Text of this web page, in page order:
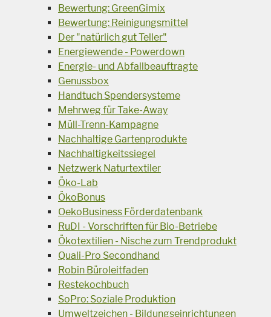
Bewertung: GreenGimix
Bewertung: Reinigungsmittel
Der "natürlich gut Teller"
Energiewende - Powerdown
Energie- und Abfallbeauftragte
Genussbox
Handtuch Spendersysteme
Mehrweg für Take-Away
Müll-Trenn-Kampagne
Nachhaltige Gartenprodukte
Nachhaltigkeitssiegel
Netzwerk Naturtextiler
Öko-Lab
ÖkoBonus
OekoBusiness Förderdatenbank
RuDI - Vorschriften für Bio-Betriebe
Ökotextilien - Nische zum Trendprodukt
Quali-Pro Secondhand
Robin Büroleitfaden
Restekochbuch
SoPro: Soziale Produktion
Umweltzeichen - Bildungseinrichtungen